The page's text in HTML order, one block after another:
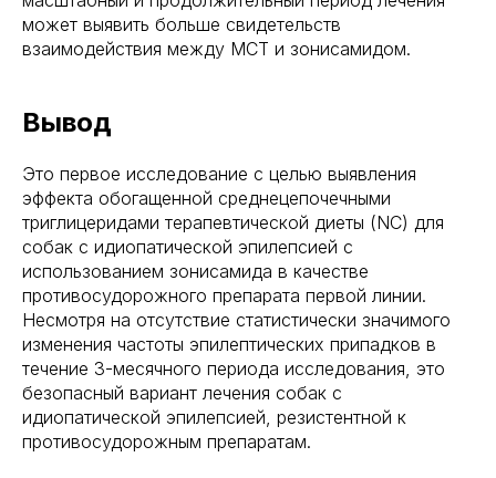
может выявить больше свидетельств
взаимодействия между MCT и зонисамидом.
Вывод
Это первое исследование с целью выявления
эффекта обогащенной среднецепочечными
триглицеридами терапевтической диеты (NC) для
собак с идиопатической эпилепсией с
использованием зонисамида в качестве
противосудорожного препарата первой линии.
Несмотря на отсутствие статистически значимого
изменения частоты эпилептических припадков в
течение 3-месячного периода исследования, это
безопасный вариант лечения собак с
идиопатической эпилепсией, резистентной к
противосудорожным препаратам.